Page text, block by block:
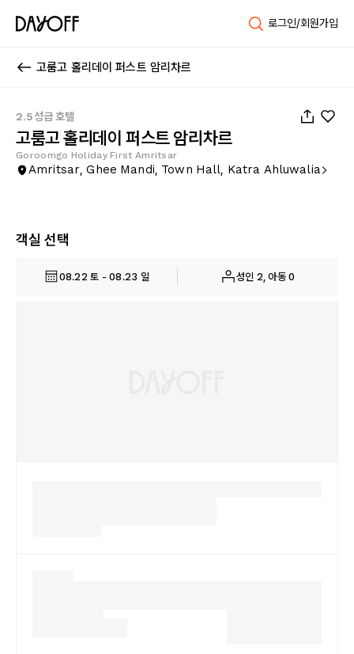
로그인/회원가입
고룸고 홀리데이 퍼스트 암리차르
2.5성급 호텔
고룸고 홀리데이 퍼스트 암리차르
Goroomgo Holiday First Amritsar
Amritsar, Ghee Mandi, Town Hall, Katra Ahluwalia
객실 선택
08.22 토 - 08.23 일 성인 2, 아동 0